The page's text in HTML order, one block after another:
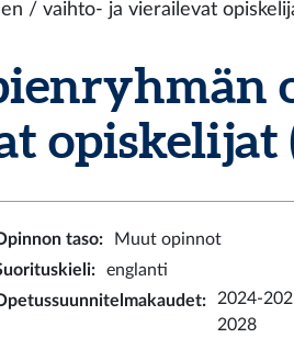
/ vaihto- ja vierailevat
opiskelijat
taso:
Muut opinnot
:
englanti
:
2024-
2028